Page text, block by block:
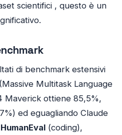
scientifici , questo è un
di benchmark estensivi
(Massive Multitask Language
Maverick ottiene 85,5%,
ed eguagliando Claude
HumanEval (coding),